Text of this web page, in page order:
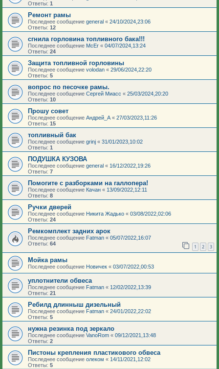
Ответы: 1
Ремонт рамы
Последнее сообщение general « 24/10/2024,23:06
Ответы: 12
сгнила горловина топливного бака!!!
Последнее сообщение McEr « 04/07/2024,13:24
Ответы: 24
Защита топливной горловины
Последнее сообщение volodan « 29/06/2024,22:20
Ответы: 5
вопрос по песочке рамы.
Последнее сообщение Сергей Миасс « 25/03/2024,20:20
Ответы: 10
Прошу совет
Последнее сообщение Андрей_А « 27/03/2023,11:26
Ответы: 15
топливный бак
Последнее сообщение grinj « 31/01/2023,10:02
Ответы: 1
ПОДУШКА КУЗОВА
Последнее сообщение general « 16/12/2022,19:26
Ответы: 7
Помогите с разборками на галлопера!
Последнее сообщение Качан « 13/09/2022,12:11
Ответы: 8
Ручки дверей
Последнее сообщение Никита Жадько « 03/08/2022,02:06
Ответы: 24
Ремкомплект задних арок
Последнее сообщение Fatman « 05/07/2022,16:07
Ответы: 64 1 2 3
Мойка рамы
Последнее сообщение Новичек « 03/07/2022,00:53
уплотнители обвеса
Последнее сообщение Fatman « 12/02/2022,13:39
Ответы: 21
Ребилд длинныш дизельный
Последнее сообщение Fatman « 24/01/2022,22:02
Ответы: 5
нужна резинка под зеркало
Последнее сообщение VanoRom « 09/12/2021,13:48
Ответы: 2
Пистоны крепления пластикового обвеса
Последнее сообщение олеком « 14/11/2021,12:02
Ответы: 5